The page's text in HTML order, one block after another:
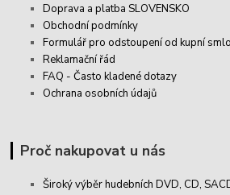
Doprava a platba SLOVENSKO
Obchodní podmínky
Formulář pro odstoupení od kupní
Reklamační řád
FAQ - Často kladené dotazy
Ochrana osobních údajů
Proč nakupovat u nás
Široký výběr hudebních DVD, CD,